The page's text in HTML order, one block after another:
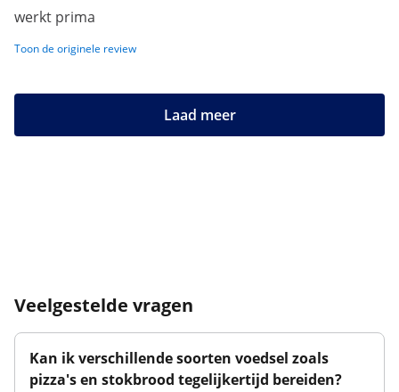
werkt prima
Toon de originele review
Laad meer
Veelgestelde vragen
Kan ik verschillende soorten voedsel zoals
pizza's en stokbrood tegelijkertijd bereiden?